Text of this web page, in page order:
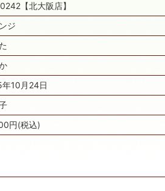
【北大阪店】
ジ
10月24日
円(税込)